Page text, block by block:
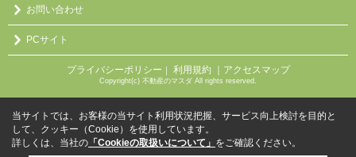
お問い合わせ
PCサイト
プライバシーポリシー 利用規約 ｜アクセスマップ
Copyright(c) 不動産のマスダ All rights reserved.
当サイトでは、お客様の当サイト利用状況把握、サービス向上検討を目的と
して、クッキー（Cookie）を使用しています。
詳しくは、当社の 「Cookieの取扱いについて」 をご確認ください。